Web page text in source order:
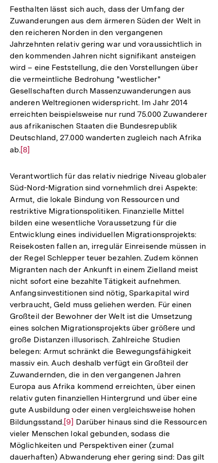
Festhalten lässt sich auch, dass der Umfang der
Zuwanderungen aus dem ärmeren Süden der Welt in
den reicheren Norden in den vergangenen
Jahrzehnten relativ gering war und voraussichtlich in
den kommenden Jahren nicht signifikant ansteigen
wird – eine Feststellung, die den Vorstellungen über
die vermeintliche Bedrohung "westlicher"
Gesellschaften durch Massenzuwanderungen aus
anderen Weltregionen widerspricht. Im Jahr 2014
erreichten beispielsweise nur rund 75.000 Zuwanderer
aus afrikanischen Staaten die Bundesrepublik
Deutschland, 27.000 wanderten zugleich nach Afrika
ab.Zur
der
Fußnote
[8]
Verantwortlich für das relativ niedrige Niveau globaler
Süd-Nord-Migration sind vornehmlich drei Aspekte:
Armut, die lokale Bindung von Ressourcen und
restriktive Migrationspolitiken. Finanzielle Mittel
bilden eine wesentliche Voraussetzung für die
Entwicklung eines individuellen Migrationsprojekts:
Reisekosten fallen an, irregulär Einreisende müssen in
der Regel Schlepper teuer bezahlen. Zudem können
Migranten nach der Ankunft in einem Zielland meist
nicht sofort eine bezahlte Tätigkeit aufnehmen.
Anfangsinvestitionen sind nötig, Sparkapital wird
verbraucht, Geld muss geliehen werden. Für einen
Großteil der Bewohner der Welt ist die Umsetzung
eines solchen Migrationsprojekts über größere und
große Distanzen illusorisch. Zahlreiche Studien
belegen: Armut schränkt die Bewegungsfähigkeit
massiv ein. Auch deshalb verfügt ein Großteil der
Zuwandernden, die in den vergangenen Jahren
Europa aus Afrika kommend erreichten, über einen
relativ guten finanziellen Hintergrund und über eine
gute Ausbildung oder einen vergleichsweise hohen
Bildungsstand.Zur
Auflösung
der
Fußnote
[9] Darüber hinaus sind die Ressourcen
vieler Menschen lokal gebunden, sodass die
Möglichkeiten und Perspektiven einer (zumal
dauerhaften) Abwanderung eher gering sind: Das gilt